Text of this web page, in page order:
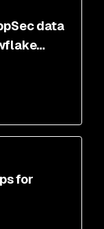
data
for